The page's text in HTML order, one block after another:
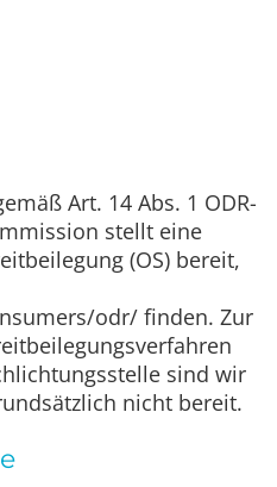
Art. 14 Abs. 1 ODR-
stellt eine
(OS) bereit,
odr/ finden. Zur
sind wir
nicht bereit.